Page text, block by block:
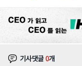
기사댓글0개